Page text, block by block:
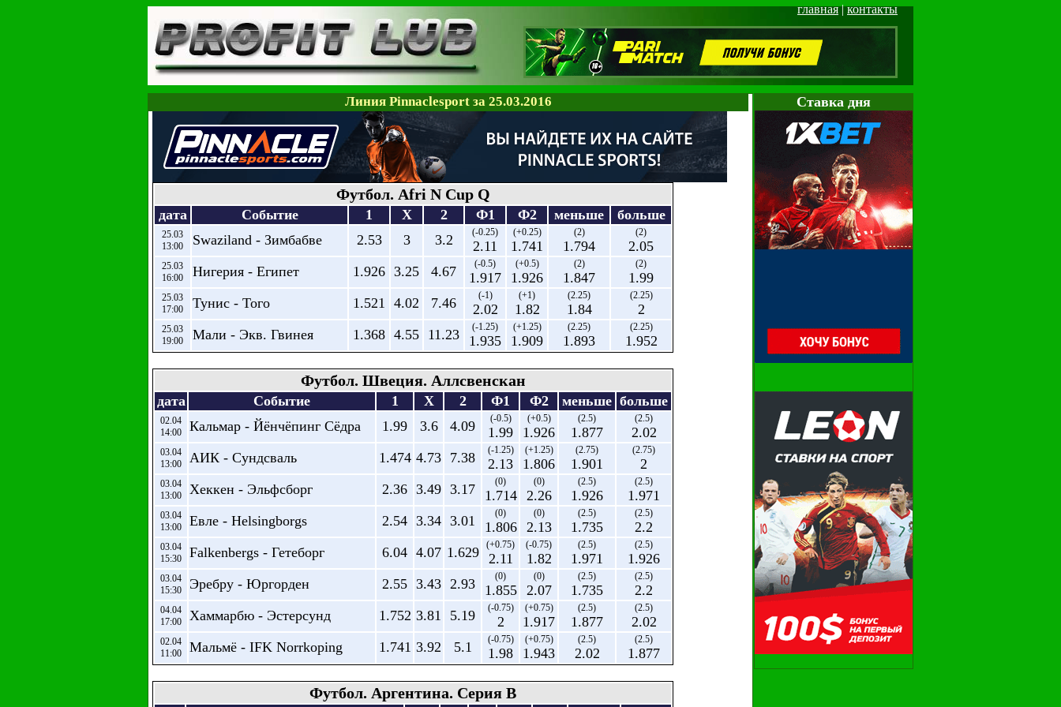
главная|контакты
Cтавка дня
Линия Pinnaclesport за 25.03.2016
Футбол. Afri N Cup Q
дата Событие 1 X 2 Ф1 Ф2 меньше больше
25.03
13:00
Swaziland - Зимбабве 2.53 3 3.2 (-0.25)
2.11
(+0.25)
1.741
(2)
1.794
(2)
2.05
25.03
16:00
Нигерия - Египет 1.926 3.25 4.67 (-0.5)
1.917
(+0.5)
1.926
(2)
1.847
(2)
1.99
25.03
17:00
Тунис - Того 1.521 4.02 7.46 (-1)
2.02
(+1)
1.82
(2.25)
1.84
(2.25)
2
25.03
19:00
Мали - Экв. Гвинея 1.368 4.55 11.23 (-1.25)
1.935
(+1.25)
1.909
(2.25)
1.893
(2.25)
1.952
Футбол. Швеция. Аллсвенскан
дата Событие 1 X 2 Ф1 Ф2 меньше больше
02.04
14:00
Кальмар - Йёнчёпинг Сёдра 1.99 3.6 4.09 (-0.5)
1.99
(+0.5)
1.926
(2.5)
1.877
(2.5)
2.02
03.04
13:00
АИК - Сундсваль 1.474 4.73 7.38 (-1.25)
2.13
(+1.25)
1.806
(2.75)
1.901
(2.75)
2
03.04
13:00
Хеккен - Эльфсборг 2.36 3.49 3.17 (0)
1.714
(0)
2.26
(2.5)
1.926
(2.5)
1.971
03.04
13:00
Евле - Helsingborgs 2.54 3.34 3.01 (0)
1.806
(0)
2.13
(2.5)
1.735
(2.5)
2.2
03.04
15:30
Falkenbergs - Гетеборг 6.04 4.07 1.629 (+0.75)
2.11
(-0.75)
1.82
(2.5)
1.971
(2.5)
1.926
03.04
15:30
Эребру - Юргорден 2.55 3.43 2.93 (0)
1.855
(0)
2.07
(2.5)
1.735
(2.5)
2.2
04.04
17:00
Хаммарбю - Эстерсунд 1.752 3.81 5.19 (-0.75)
2
(+0.75)
1.917
(2.5)
1.877
(2.5)
2.02
02.04
11:00
Мальмё - IFK Norrkoping 1.741 3.92 5.1 (-0.75)
1.98
(+0.75)
1.943
(2.5)
2.02
(2.5)
1.877
Футбол. Аргентина. Серия В